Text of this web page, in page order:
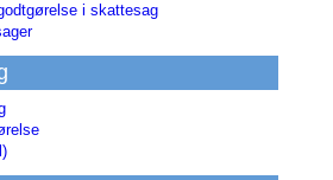
i skattesag